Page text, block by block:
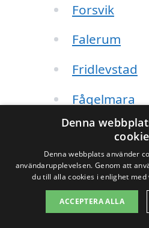
Forsvik
Falerum
Fridlevstad
Fågelmara
Fristad
Frufällan
Fagerhult
Furusjö
Denna
Denna webbplats använder
användarupplevelsen. Genom att
du till alla cookies i enlighet med
ACCEPTERA ALLA